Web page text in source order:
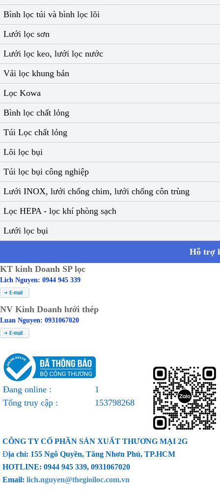
Bình lọc túi và bình lọc lõi
Lưới lọc sơn
Lưới lọc keo, lưới lọc nước
Vải lọc khung bản
Lọc Kowa
Bình lọc chất lỏng
Túi Lọc chất lỏng
Lõi lọc bụi
Túi lọc bụi công nghiệp
Lưới INOX, lưới chống chim, lưới chống côn trùng
Lọc HEPA - lọc khí phòng sạch
Lưới lọc bụi
Hỗ trợ
KT kinh Doanh SP lọc
Lich Nguyen: 0944 945 339
NV Kinh Doanh lưới thép
Luan Nguyen: 0931067020
Đang online :
1
Tổng truy cập :
153798268
CÔNG TY CỔ PHẦN SẢN XUẤT THƯƠNG MẠI 2G
Địa chỉ: 155 Ngô Quyền, Tăng Nhơn Phú, TP.HCM
HOTLINE: 0944 945 339, 0931067020
Email: lich.nguyen@thegioiloc.com.vn